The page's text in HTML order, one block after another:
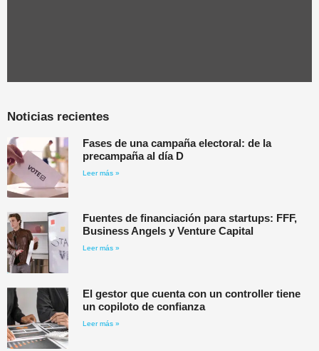
Noticias recientes
Fases de una campaña electoral: de la
precampaña al día D
Leer más »
Fuentes de financiación para startups: FFF,
Business Angels y Venture Capital
Leer más »
El gestor que cuenta con un controller tiene
un copiloto de confianza
Leer más »